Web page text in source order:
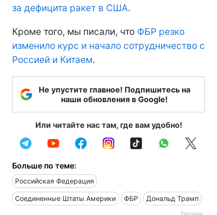
за дефицита ракет в США.
Кроме того, мы писали, что ФБР резко
изменило курс и начало сотрудничество с
Россией и Китаем.
Не упустите главное! Подпишитесь на
наши обновления в Google!
Или читайте нас там, где вам удобно!
Больше по теме:
Российская Федерация
Соединенные Штаты Америки ФБР Дональд Трамп